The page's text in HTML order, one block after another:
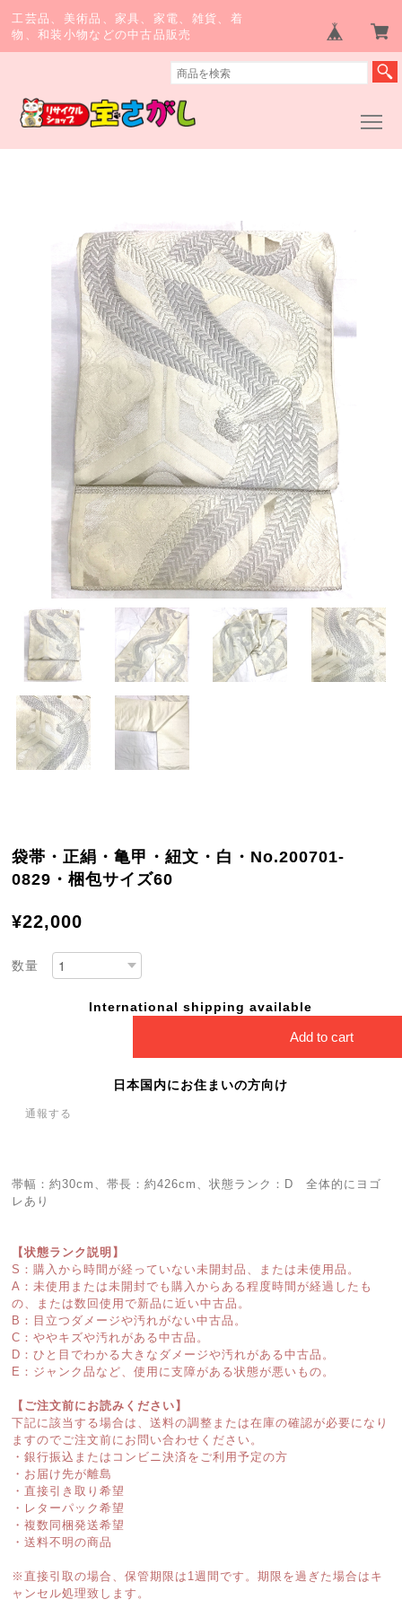
工芸品、美術品、家具、家電、雑貨、着
物、和装小物などの中古品販売
袋帯・正絹・亀甲・紐文・白・No.200701-
0829・梱包サイズ60
¥22,000
数量
International shipping available
Add to cart
日本国内にお住まいの方向け
通報する
帯幅：約30cm、帯長：約426cm、状態ランク：D 全体的にヨゴ
レあり
【状態ランク説明】
S：購入から時間が経っていない未開封品、または未使用品。
A：未使用または未開封でも購入からある程度時間が経過したも
の、または数回使用で新品に近い中古品。
B：目立つダメージや汚れがない中古品。
C：ややキズや汚れがある中古品。
D：ひと目でわかる大きなダメージや汚れがある中古品。
E：ジャンク品など、使用に支障がある状態が悪いもの。
【ご注文前にお読みください】
下記に該当する場合は、送料の調整または在庫の確認が必要になり
ますのでご注文前にお問い合わせください。
・銀行振込またはコンビニ決済をご利用予定の方
・お届け先が離島
・直接引き取り希望
・レターパック希望
・複数同梱発送希望
・送料不明の商品
※直接引取の場合、保管期限は1週間です。期限を過ぎた場合はキ
ャンセル処理致します。